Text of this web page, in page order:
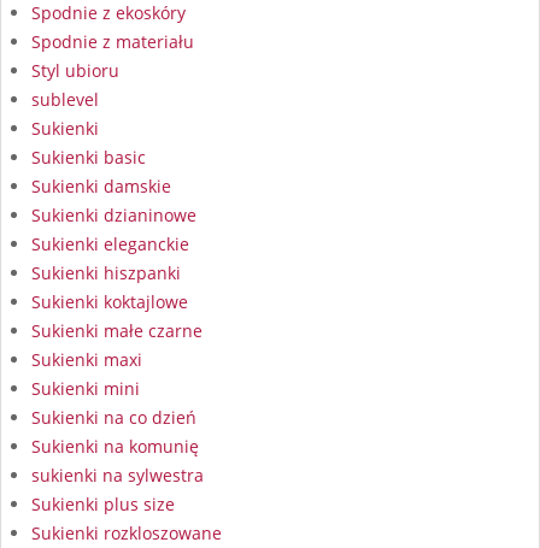
Spodnie z ekoskóry
Spodnie z materiału
Styl ubioru
sublevel
Sukienki
Sukienki basic
Sukienki damskie
Sukienki dzianinowe
Sukienki eleganckie
Sukienki hiszpanki
Sukienki koktajlowe
Sukienki małe czarne
Sukienki maxi
Sukienki mini
Sukienki na co dzień
Sukienki na komunię
sukienki na sylwestra
Sukienki plus size
Sukienki rozkloszowane